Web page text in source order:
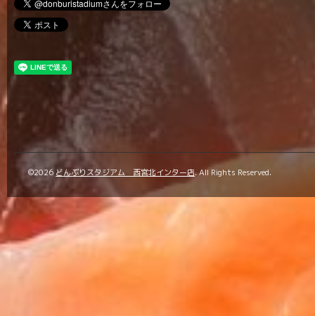
©2026 どんぶりスタジアム 西宮北インター店. All Rights Reserved.